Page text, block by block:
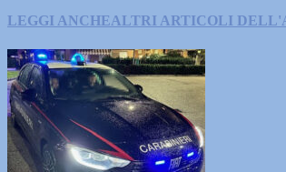
LEGGI ANCHEALTRI ARTICOLI